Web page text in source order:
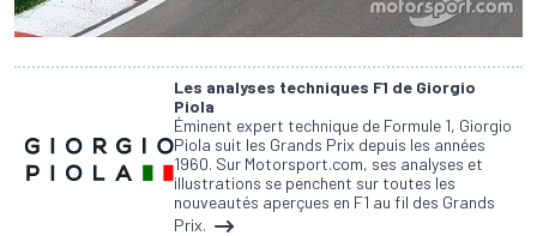
Les analyses techniques F1 de Giorgio
Piola
Éminent expert technique de Formule 1, Giorgio
Piola suit les Grands Prix depuis les années
1960. Sur Motorsport.com, ses analyses et
illustrations se penchent sur toutes les
nouveautés aperçues en F1 au fil des Grands
Prix.